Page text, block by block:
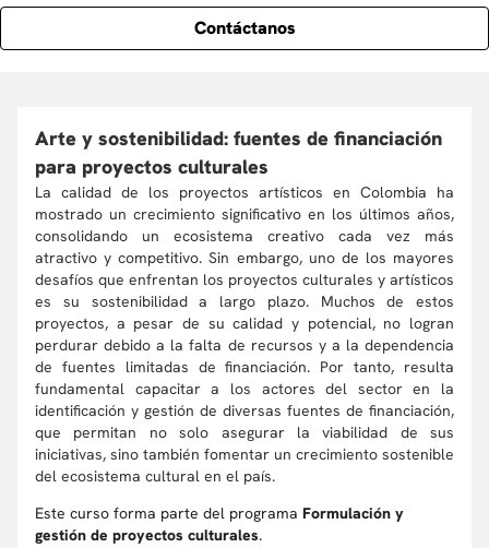
Contáctanos
Arte y sostenibilidad: fuentes de financiación
para proyectos culturales
La calidad de los proyectos artísticos en Colombia ha
mostrado un crecimiento significativo en los últimos años,
consolidando un ecosistema creativo cada vez más
atractivo y competitivo. Sin embargo, uno de los mayores
desafíos que enfrentan los proyectos culturales y artísticos
es su sostenibilidad a largo plazo. Muchos de estos
proyectos, a pesar de su calidad y potencial, no logran
perdurar debido a la falta de recursos y a la dependencia
de fuentes limitadas de financiación. Por tanto, resulta
fundamental capacitar a los actores del sector en la
identificación y gestión de diversas fuentes de financiación,
que permitan no solo asegurar la viabilidad de sus
iniciativas, sino también fomentar un crecimiento sostenible
del ecosistema cultural en el país.
Este curso forma parte del programa Formulación y
gestión de proyectos culturales.